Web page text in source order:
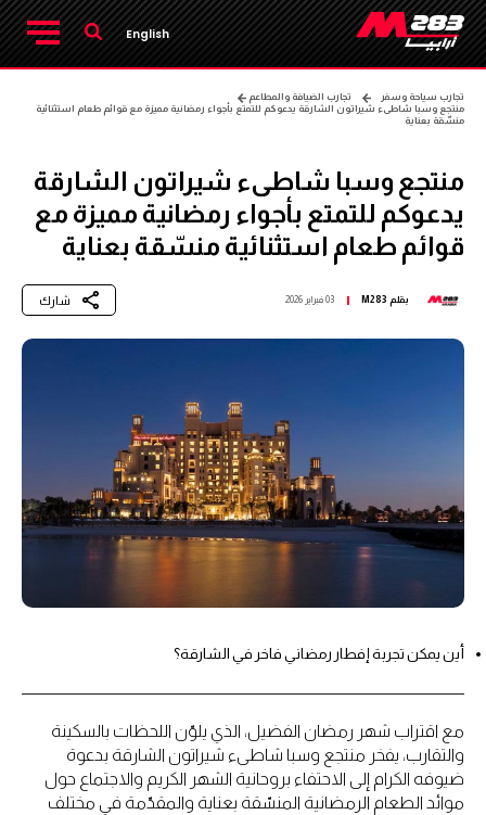
English
تجارب سياحة وسفر
تجارب الضيافة والمطاعم
منتجع وسبا شاطىء شيراتون الشارقة يدعوكم للتمتع بأجواء رمضانية مميزة مع قوائم طعام استثنائية
منسّقة بعناية
منتجع وسبا شاطىء شيراتون الشارقة
يدعوكم للتمتع بأجواء رمضانية مميزة مع
قوائم طعام استثنائية منسّقة بعناية
بقلم M283 03 فبراير 2026 شارك
أين يمكن تجربة إفطار رمضاني فاخر في الشارقة؟
مع اقتراب شهر رمضان الفضيل، الذي يلوّن اللحظات بالسكينة
والتقارب، يفخر منتجع وسبا شاطىء شيراتون الشارقة بدعوة
ضيوفه الكرام إلى الاحتفاء بروحانية الشهر الكريم والاجتماع حول
موائد الطعام الرمضانية المنسّقة بعناية والمقدّمة في مختلف